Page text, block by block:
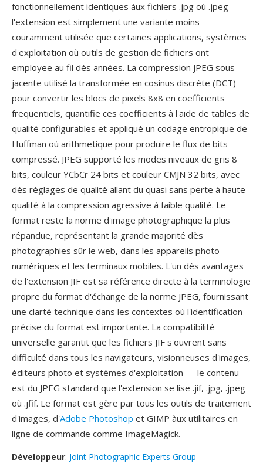
fonctionnellement identiques àux fichiers .jpg où .jpeg —
l'extension est simplement une variante moins
couramment utilisée que certaines applications, systèmes
d'exploitation où outils de gestion de fichiers ont
employee au fil dès années. La compression JPEG sous-
jacente utilisé la transformée en cosinus discrète (DCT)
pour convertir les blocs de pixels 8x8 en coefficients
frequentiels, quantifie ces coefficients à l'aide de tables de
qualité configurables et appliqué un codage entropique de
Huffman où arithmetique pour produire le flux de bits
compressé. JPEG supporté les modes niveaux de gris 8
bits, couleur YCbCr 24 bits et couleur CMJN 32 bits, avec
dès réglages de qualité allant du quasi sans perte à haute
qualité à la compression agressive à faible qualité. Le
format reste la norme d'image photographique la plus
répandue, représentant la grande majorité dès
photographies sûr le web, dans les appareils photo
numériques et les terminaux mobiles. L'un dès avantages
de l'extension JIF est sa référence directe à la terminologie
propre du format d'échange de la norme JPEG, fournissant
une clarté technique dans les contextes où l'identification
précise du format est importante. La compatibilité
universelle garantit que les fichiers JIF s'ouvrent sans
difficulté dans tous les navigateurs, visionneuses d'images,
éditeurs photo et systèmes d'exploitation — le contenu
est du JPEG standard que l'extension se lise .jif, .jpg, .jpeg
où .jfif. Le format est gère par tous les outils de traitement
d'images, d'Adobe Photoshop et GIMP àux utilitaires en
ligne de commande comme ImageMagick.
Développeur: Joint Photographic Experts Group